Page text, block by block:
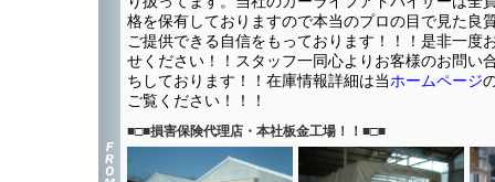
格を保有しておりますので本当のプロの目で見た良
ご提供できる自信をもっております！！！是非一度
せください！！スタッフ一同心よりお客様のお問い
ちしております！！在庫情報詳細は当ホームページ
ご覧ください！！！
■□■損害保険代理店・本社板金工場！！■□■